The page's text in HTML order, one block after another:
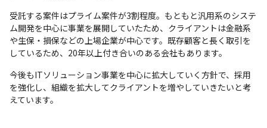
受託する案件はプライム案件が3割程度。もともと汎用系のシステ
ム開発を中心に事業を展開していたため、クライアントは金融系
や生保・損保などの上場企業が中心です。既存顧客と長く取引を
しているため、20年以上付き合いのある会社もあります。
今後もITソリューション事業を中心に拡大していく方針で、採用
を強化し、組織を拡大してクライアントを増やしていきたいと考
えています。